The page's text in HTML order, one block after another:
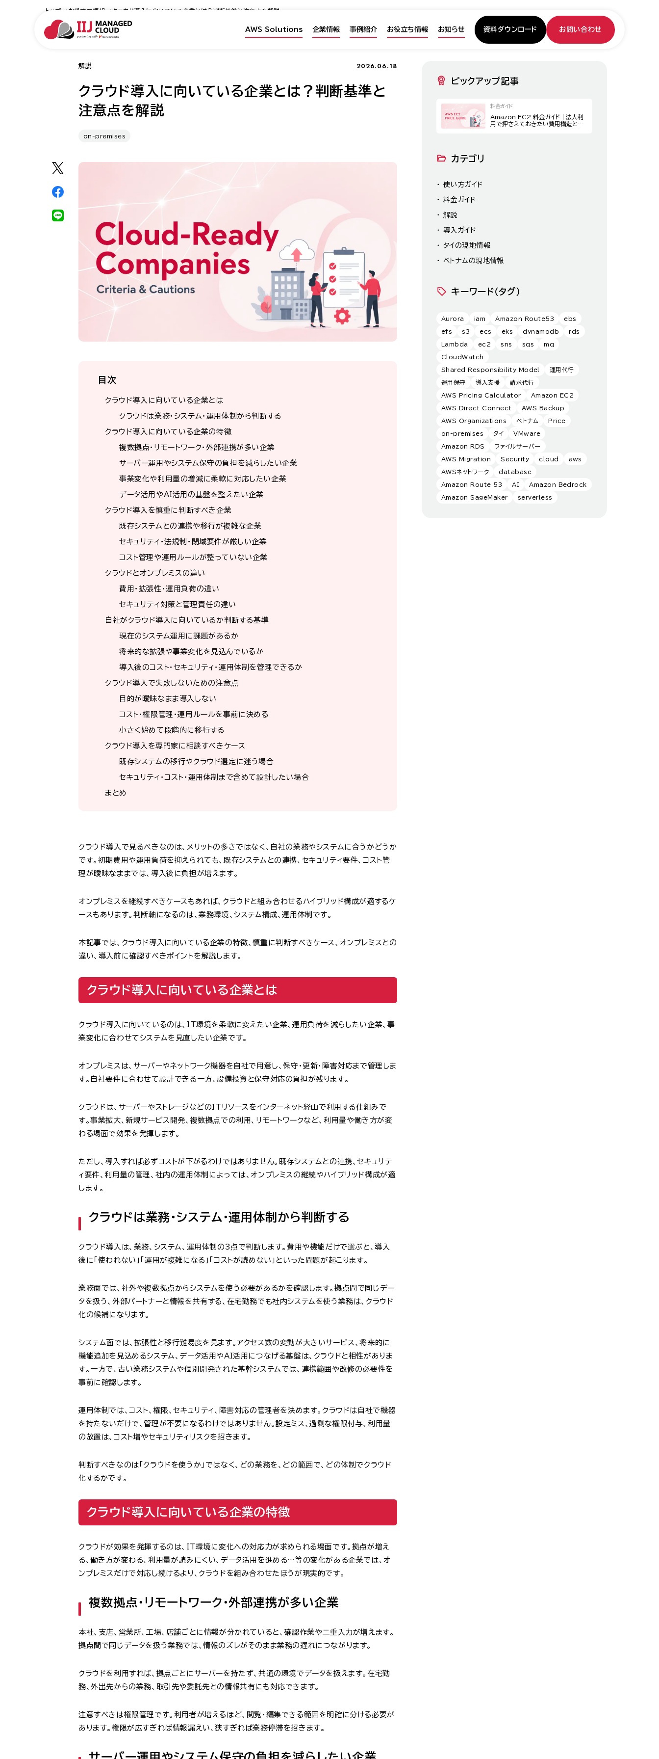
AWS Solutions 企業情報 事例紹介 お役立ち情報 お知らせ 資料ダウンロード お問い合わせ
トップ お役立ち情報 クラウド導入に向いている企業とは？判断基準と注意点を解説
解説 2026.06.18
クラウド導入に向いている企業とは？判断基準と
注意点を解説
on-premises
目次
クラウド導入に向いている企業とは
クラウドは業務・システム・運用体制から判断する
クラウド導入に向いている企業の特徴
複数拠点・リモートワーク・外部連携が多い企業
サーバー運用やシステム保守の負担を減らしたい企業
事業変化や利用量の増減に柔軟に対応したい企業
データ活用やAI活用の基盤を整えたい企業
クラウド導入を慎重に判断すべき企業
既存システムとの連携や移行が複雑な企業
セキュリティ・法規制・閉域要件が厳しい企業
コスト管理や運用ルールが整っていない企業
クラウドとオンプレミスの違い
費用・拡張性・運用負荷の違い
セキュリティ対策と管理責任の違い
自社がクラウド導入に向いているか判断する基準
現在のシステム運用に課題があるか
将来的な拡張や事業変化を見込んでいるか
導入後のコスト・セキュリティ・運用体制を管理できるか
クラウド導入で失敗しないための注意点
目的が曖昧なまま導入しない
コスト・権限管理・運用ルールを事前に決める
小さく始めて段階的に移行する
クラウド導入を専門家に相談すべきケース
既存システムの移行やクラウド選定に迷う場合
セキュリティ・コスト・運用体制まで含めて設計したい場合
まとめ
クラウド導入で見るべきなのは、メリットの多さではなく、自社の業務やシステムに合うかどうか
です。初期費用や運用負荷を抑えられても、既存システムとの連携、セキュリティ要件、コスト管
理が曖昧なままでは、導入後に負担が増えます。
オンプレミスを継続すべきケースもあれば、クラウドと組み合わせるハイブリッド構成が適するケ
ースもあります。判断軸になるのは、業務環境、システム構成、運用体制です。
本記事では、クラウド導入に向いている企業の特徴、慎重に判断すべきケース、オンプレミスとの
違い、導入前に確認すべきポイントを解説します。
クラウド導入に向いている企業とは
クラウド導入に向いているのは、IT環境を柔軟に変えたい企業、運用負荷を減らしたい企業、事
業変化に合わせてシステムを見直したい企業です。
オンプレミスは、サーバーやネットワーク機器を自社で用意し、保守・更新・障害対応まで管理しま
す。自社要件に合わせて設計できる一方、設備投資と保守対応の負担が残ります。
クラウドは、サーバーやストレージなどのITリソースをインターネット経由で利用する仕組みで
す。事業拡大、新規サービス開発、複数拠点での利用、リモートワークなど、利用量や働き方が変
わる場面で効果を発揮します。
ただし、導入すれば必ずコストが下がるわけではありません。既存システムとの連携、セキュリテ
ィ要件、利用量の管理、社内の運用体制によっては、オンプレミスの継続やハイブリッド構成が適
します。
クラウドは業務・システム・運用体制から判断する
クラウド導入は、業務、システム、運用体制の3点で判断します。費用や機能だけで選ぶと、導入
後に「使われない」「運用が複雑になる」「コストが読めない」といった問題が起こります。
業務面では、社外や複数拠点からシステムを使う必要があるかを確認します。拠点間で同じデー
タを扱う、外部パートナーと情報を共有する、在宅勤務でも社内システムを使う業務は、クラウド
化の候補になります。
システム面では、拡張性と移行難易度を見ます。アクセス数の変動が大きいサービス、将来的に
機能追加を見込めるシステム、データ活用やAI活用につなげる基盤は、クラウドと相性がありま
す。一方で、古い業務システムや個別開発された基幹システムでは、連携範囲や改修の必要性を
事前に確認します。
運用体制では、コスト、権限、セキュリティ、障害対応の管理者を決めます。クラウドは自社で機器
を持たないだけで、管理が不要になるわけではありません。設定ミス、過剰な権限付与、利用量
の放置は、コスト増やセキュリティリスクを招きます。
判断すべきなのは「クラウドを使うか」ではなく、どの業務を、どの範囲で、どの体制でクラウド
化するかです。
クラウド導入に向いている企業の特徴
クラウドが効果を発揮するのは、IT環境に変化への対応力が求められる場面です。拠点が増え
る、働き方が変わる、利用量が読みにくい、データ活用を進める…等の変化がある企業では、オ
ンプレミスだけで対応し続けるより、クラウドを組み合わせたほうが現実的です。
複数拠点・リモートワーク・外部連携が多い企業
本社、支店、営業所、工場、店舗ごとに情報が分かれていると、確認作業や二重入力が増えます。
拠点間で同じデータを扱う業務では、情報のズレがそのまま業務の遅れにつながります。
クラウドを利用すれば、拠点ごとにサーバーを持たず、共通の環境でデータを扱えます。在宅勤
務、外出先からの業務、取引先や委託先との情報共有にも対応できます。
注意すべきは権限管理です。利用者が増えるほど、閲覧・編集できる範囲を明確に分ける必要が
あります。権限が広すぎれば情報漏えい、狭すぎれば業務停滞を招きます。
ピックアップ記事
料金ガイド
Amazon EC2 料金ガイド｜法人利
用で押さえておきたい費用構造とコ
カテゴリ
使い方ガイド
料金ガイド
解説
導入ガイド
タイの現地情報
ベトナムの現地情報
キーワード（タグ）
Aurora iam Amazon Route53 ebs
efs s3 ecs eks dynamodb rds
Lambda ec2 sns sqs mq
CloudWatch
Shared Responsibility Model 運用代行
運用保守 導入支援 請求代行
AWS Pricing Calculator Amazon EC2
AWS Direct Connect AWS Backup
AWS Organizations ベトナム Price
on-premises タイ VMware
Amazon RDS ファイルサーバー
AWS Migration Security cloud aws
AWSネットワーク database
Amazon Route 53 AI Amazon Bedrock
Amazon SageMaker serverless